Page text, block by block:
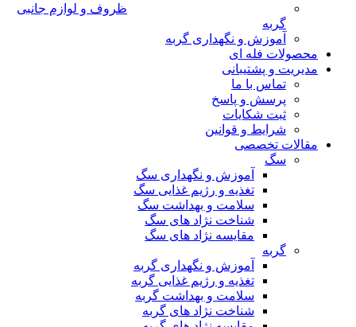
ظروف و لوازم جانبی
گربه
آموزش و نگهداری گربه
محصولات فله ای
مدیریت و پشتیبانی
تماس با ما
پرسش و پاسخ
ثبت شکایات
شرایط و قوانین
مقالات تخصصی
سگ
آموزش و نگهداری سگ
تغذیه و رژیم غذایی سگ
سلامت و بهداشت سگ
شناخت نژاد های سگ
مقایسه نژاد های سگ
گربه
آموزش و نگهداری گربه
تغذیه و رژیم غذایی گربه
سلامت و بهداشت گربه
شناخت نژاد های گربه